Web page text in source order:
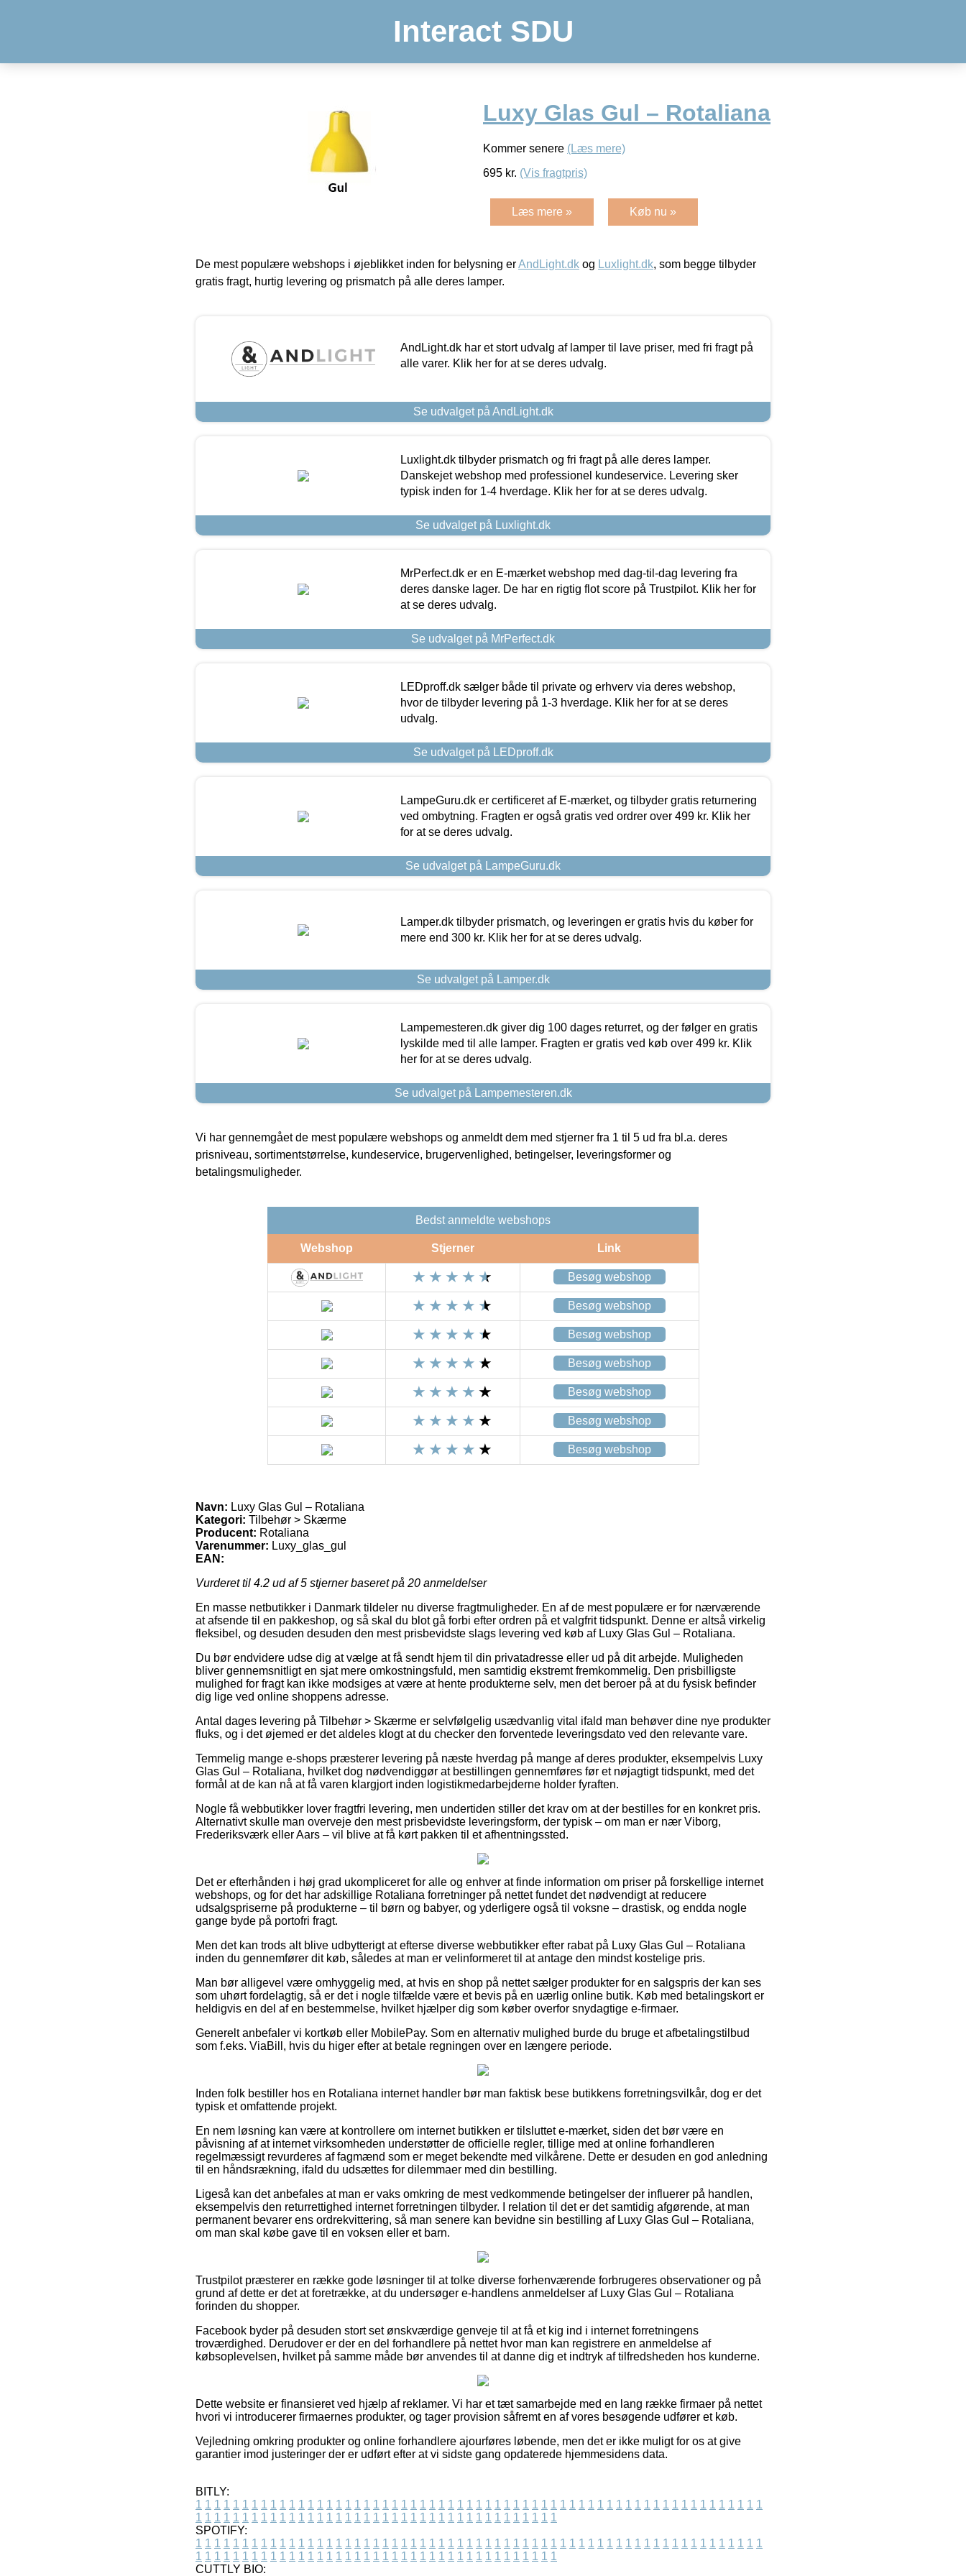
Interact SDU
Luxy Glas Gul – Rotaliana
Kommer senere (Læs mere)
695 kr. (Vis fragtpris)
Læs mere » Køb nu »
De mest populære webshops i øjeblikket inden for belysning erAndLight.dk og Luxlight.dk, som begge tilbyder
gratis fragt, hurtig levering og prismatch på alle deres lamper.
AndLight.dk har et stort udvalg af lamper til lave priser, med fri fragt på
alle varer. Klik her for at se deres udvalg.
Se udvalget på AndLight.dk
Luxlight.dk tilbyder prismatch og fri fragt på alle deres lamper.
Danskejet webshop med professionel kundeservice. Levering sker
typisk inden for 1-4 hverdage. Klik her for at se deres udvalg.
Se udvalget på Luxlight.dk
MrPerfect.dk er en E-mærket webshop med dag-til-dag levering fra
deres danske lager. De har en rigtig flot score på Trustpilot. Klik her for
at se deres udvalg.
Se udvalget på MrPerfect.dk
LEDproff.dk sælger både til private og erhverv via deres webshop,
hvor de tilbyder levering på 1-3 hverdage. Klik her for at se deres
udvalg.
Se udvalget på LEDproff.dk
LampeGuru.dk er certificeret af E-mærket, og tilbyder gratis returnering
ved ombytning. Fragten er også gratis ved ordrer over 499 kr. Klik her
for at se deres udvalg.
Se udvalget på LampeGuru.dk
Lamper.dk tilbyder prismatch, og leveringen er gratis hvis du køber for
mere end 300 kr. Klik her for at se deres udvalg.
Se udvalget på Lamper.dk
Lampemesteren.dk giver dig 100 dages returret, og der følger en gratis
lyskilde med til alle lamper. Fragten er gratis ved køb over 499 kr. Klik
her for at se deres udvalg.
Se udvalget på Lampemesteren.dk
Vi har gennemgået de mest populære webshops og anmeldt dem med stjerner fra 1 til 5 ud fra bl.a. deres
prisniveau, sortimentstørrelse, kundeservice, brugervenlighed, betingelser, leveringsformer og
betalingsmuligheder.
Bedst anmeldte webshops
Webshop Stjerner Link
Besøg webshop
Besøg webshop
Besøg webshop
Besøg webshop
Besøg webshop
Besøg webshop
Besøg webshop
Navn: Luxy Glas Gul – Rotaliana
Kategori: Tilbehør > Skærme
Producent: Rotaliana
Varenummer: Luxy_glas_gul
EAN:
Vurderet til 4.2 ud af 5 stjerner baseret på 20 anmeldelser
En masse netbutikker i Danmark tildeler nu diverse fragtmuligheder. En af de mest populære er for nærværende
at afsende til en pakkeshop, og så skal du blot gå forbi efter ordren på et valgfrit tidspunkt. Denne er altså virkelig
fleksibel, og desuden desuden den mest prisbevidste slags levering ved køb af Luxy Glas Gul – Rotaliana.
Du bør endvidere udse dig at vælge at få sendt hjem til din privatadresse eller ud på dit arbejde. Muligheden
bliver gennemsnitligt en sjat mere omkostningsfuld, men samtidig ekstremt fremkommelig. Den prisbilligste
mulighed for fragt kan ikke modsiges at være at hente produkterne selv, men det beroer på at du fysisk befinder
dig lige ved online shoppens adresse.
Antal dages levering på Tilbehør > Skærme er selvfølgelig usædvanlig vital ifald man behøver dine nye produkter
fluks, og i det øjemed er det aldeles klogt at du checker den forventede leveringsdato ved den relevante vare.
Temmelig mange e-shops præsterer levering på næste hverdag på mange af deres produkter, eksempelvis Luxy
Glas Gul – Rotaliana, hvilket dog nødvendiggør at bestillingen gennemføres før et nøjagtigt tidspunkt, med det
formål at de kan nå at få varen klargjort inden logistikmedarbejderne holder fyraften.
Nogle få webbutikker lover fragtfri levering, men undertiden stiller det krav om at der bestilles for en konkret pris.
Alternativt skulle man overveje den mest prisbevidste leveringsform, der typisk – om man er nær Viborg,
Frederiksværk eller Aars – vil blive at få kørt pakken til et afhentningssted.
Det er efterhånden i høj grad ukompliceret for alle og enhver at finde information om priser på forskellige internet
webshops, og for det har adskillige Rotaliana forretninger på nettet fundet det nødvendigt at reducere
udsalgspriserne på produkterne – til børn og babyer, og yderligere også til voksne – drastisk, og endda nogle
gange byde på portofri fragt.
Men det kan trods alt blive udbytterigt at efterse diverse webbutikker efter rabat på Luxy Glas Gul – Rotaliana
inden du gennemfører dit køb, således at man er velinformeret til at antage den mindst kostelige pris.
Man bør alligevel være omhyggelig med, at hvis en shop på nettet sælger produkter for en salgspris der kan ses
som uhørt fordelagtig, så er det i nogle tilfælde være et bevis på en uærlig online butik. Køb med betalingskort er
heldigvis en del af en bestemmelse, hvilket hjælper dig som køber overfor snydagtige e-firmaer.
Generelt anbefaler vi kortkøb eller MobilePay. Som en alternativ mulighed burde du bruge et afbetalingstilbud
som f.eks. ViaBill, hvis du higer efter at betale regningen over en længere periode.
Inden folk bestiller hos en Rotaliana internet handler bør man faktisk bese butikkens forretningsvilkår, dog er det
typisk et omfattende projekt.
En nem løsning kan være at kontrollere om internet butikken er tilsluttet e-mærket, siden det bør være en
påvisning af at internet virksomheden understøtter de officielle regler, tillige med at online forhandleren
regelmæssigt revurderes af fagmænd som er meget bekendte med vilkårene. Dette er desuden en god anledning
til en håndsrækning, ifald du udsættes for dilemmaer med din bestilling.
Ligeså kan det anbefales at man er vaks omkring de mest vedkommende betingelser der influerer på handlen,
eksempelvis den returrettighed internet forretningen tilbyder. I relation til det er det samtidig afgørende, at man
permanent bevarer ens ordrekvittering, så man senere kan bevidne sin bestilling af Luxy Glas Gul – Rotaliana,
om man skal købe gave til en voksen eller et barn.
Trustpilot præsterer en række gode løsninger til at tolke diverse forhenværende forbrugeres observationer og på
grund af dette er det at foretrække, at du undersøger e-handlens anmeldelser af Luxy Glas Gul – Rotaliana
forinden du shopper.
Facebook byder på desuden stort set ønskværdige genveje til at få et kig ind i internet forretningens
troværdighed. Derudover er der en del forhandlere på nettet hvor man kan registrere en anmeldelse af
købsoplevelsen, hvilket på samme måde bør anvendes til at danne dig et indtryk af tilfredsheden hos kunderne.
Dette website er finansieret ved hjælp af reklamer. Vi har et tæt samarbejde med en lang række firmaer på nettet
hvori vi introducerer firmaernes produkter, og tager provision såfremt en af vores besøgende udfører et køb.
Vejledning omkring produkter og online forhandlere ajourføres løbende, men det er ikke muligt for os at give
garantier imod justeringer der er udført efter at vi sidste gang opdaterede hjemmesidens data.
BITLY:
1 1 1 1 1 1 1 1 1 1 1 1 1 1 1 1 1 1 1 1 1 1 1 1 1 1 1 1 1 1 1 1 1 1 1 1 1 1 1 1 1 1 1 1 1 1 1 1 1 1 1 1 1 1 1 1 1 1 1 1 1
1 1 1 1 1 1 1 1 1 1 1 1 1 1 1 1 1 1 1 1 1 1 1 1 1 1 1 1 1 1 1 1 1 1 1 1 1 1 1
SPOTIFY:
1 1 1 1 1 1 1 1 1 1 1 1 1 1 1 1 1 1 1 1 1 1 1 1 1 1 1 1 1 1 1 1 1 1 1 1 1 1 1 1 1 1 1 1 1 1 1 1 1 1 1 1 1 1 1 1 1 1 1 1 1
1 1 1 1 1 1 1 1 1 1 1 1 1 1 1 1 1 1 1 1 1 1 1 1 1 1 1 1 1 1 1 1 1 1 1 1 1 1 1
CUTTLY BIO: